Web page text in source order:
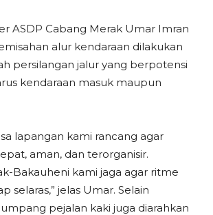
ASDP Cabang Merak Umar Imran
alur kendaraan dilakukan
persilangan jalur yang berpotensi
kendaraan masuk maupun
lapangan kami rancang agar
aman, dan terorganisir.
Bakauheni kami jaga agar ritme
selaras,” jelas Umar. Selain
pejalan kaki juga diarahkan